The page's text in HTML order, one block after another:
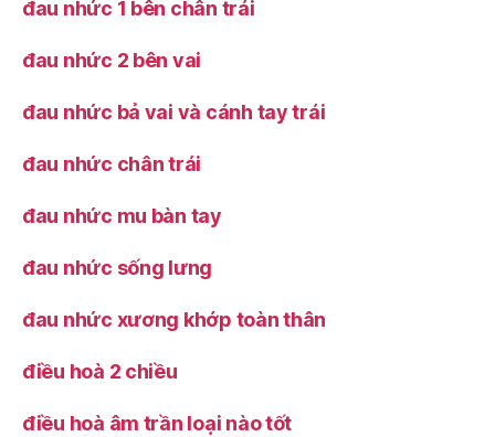
đau nhức 1 bên chân trái
đau nhức 2 bên vai
đau nhức bả vai và cánh tay trái
đau nhức chân trái
đau nhức mu bàn tay
đau nhức sống lưng
đau nhức xương khớp toàn thân
điều hoà 2 chiều
điều hoà âm trần loại nào tốt